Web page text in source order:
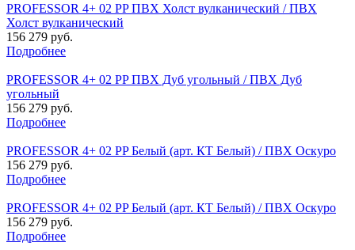
PROFESSOR 4+ 02 PP ПВХ Холст вулканический / ПВХ
Холст вулканический
156 279 руб.
Подробнее
PROFESSOR 4+ 02 PP ПВХ Дуб угольный / ПВХ Дуб
угольный
156 279 руб.
Подробнее
PROFESSOR 4+ 02 PP Белый (арт. КТ Белый) / ПВХ Оскуро
156 279 руб.
Подробнее
PROFESSOR 4+ 02 PP Белый (арт. КТ Белый) / ПВХ Оскуро
156 279 руб.
Подробнее